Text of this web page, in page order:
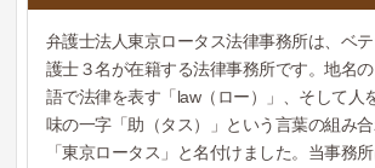
弁護士法人東京ロータス法律事務所は、ベ
護士３名が在籍する法律事務所です。地名
語で法律を表す「law（ロー）」、そして人
味の一字「助（タス）」という言葉の組み
「東京ロータス」と名付けました。当事務